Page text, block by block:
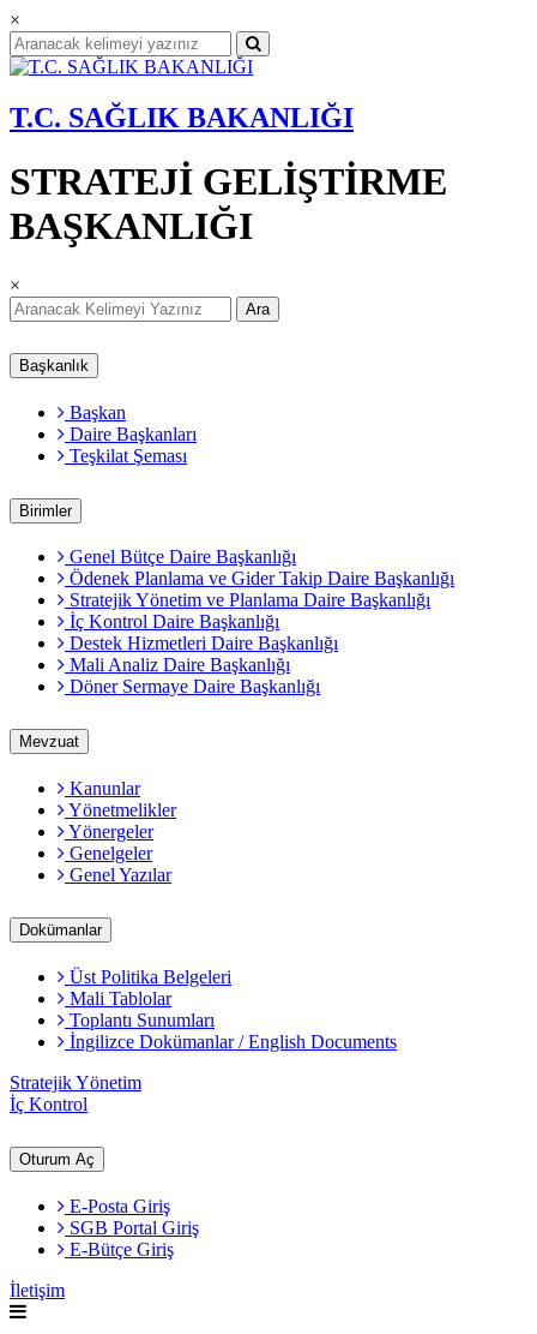
×
T.C. SAĞLIK BAKANLIĞI
STRATEJİ GELİŞTİRME
BAŞKANLIĞI
×
Ara
Başkanlık
Başkan
Daire Başkanları
Teşkilat Şeması
Birimler
Genel Bütçe Daire Başkanlığı
Ödenek Planlama ve Gider Takip Daire Başkanlığı
Stratejik Yönetim ve Planlama Daire Başkanlığı
İç Kontrol Daire Başkanlığı
Destek Hizmetleri Daire Başkanlığı
Mali Analiz Daire Başkanlığı
Döner Sermaye Daire Başkanlığı
Mevzuat
Kanunlar
Yönetmelikler
Yönergeler
Genelgeler
Genel Yazılar
Dokümanlar
Üst Politika Belgeleri
Mali Tablolar
Toplantı Sunumları
İngilizce Dokümanlar / English Documents
Stratejik Yönetim
İç Kontrol
Oturum Aç
E-Posta Giriş
SGB Portal Giriş
E-Bütçe Giriş
İletişim